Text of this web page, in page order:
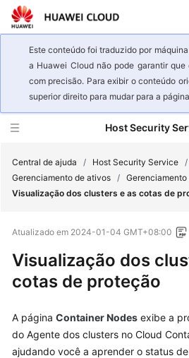
Este conteúdo foi traduzido por
a Huawei Cloud não pode garantir
com precisão. Para exibir o conteúdo
superior direito para mudar para a
Host Security
de
serviço
Primeiros
Guia
de
Central de ajuda / Host Security Service /
Gerenciamento de ativos /
Visualização dos clusters e as cotas de
Atualizado em 2024-01-04 GMT+08:00
Visualização dos
cotas de proteção
A página Container Nodes exibe a
do Agente dos clusters no Cloud
ajudando você a aprender o status